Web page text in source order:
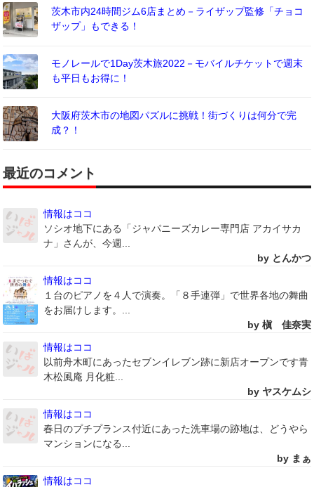
茨木市内24時間ジム6店まとめ－ライザップ監修「チョコ
ザップ」もできる！
モノレールで1Day茨木旅2022－モバイルチケットで週末
も平日もお得に！
大阪府茨木市の地図パズルに挑戦！街づくりは何分で完
成？！
最近のコメント
情報はココ
ソシオ地下にある「ジャパニーズカレー専門店 アカイサカ
ナ」さんが、今週...
by とんかつ
情報はココ
１台のピアノを４人で演奏。「８手連弾」で世界各地の舞曲
をお届けします。...
by 槇 佳奈実
情報はココ
以前舟木町にあったセブンイレブン跡に新店オープンです青
木松風庵 月化粧...
by ヤスケムシ
情報はココ
春日のプチプランス付近にあった洗車場の跡地は、どうやら
マンションになる...
by まぁ
情報はココ